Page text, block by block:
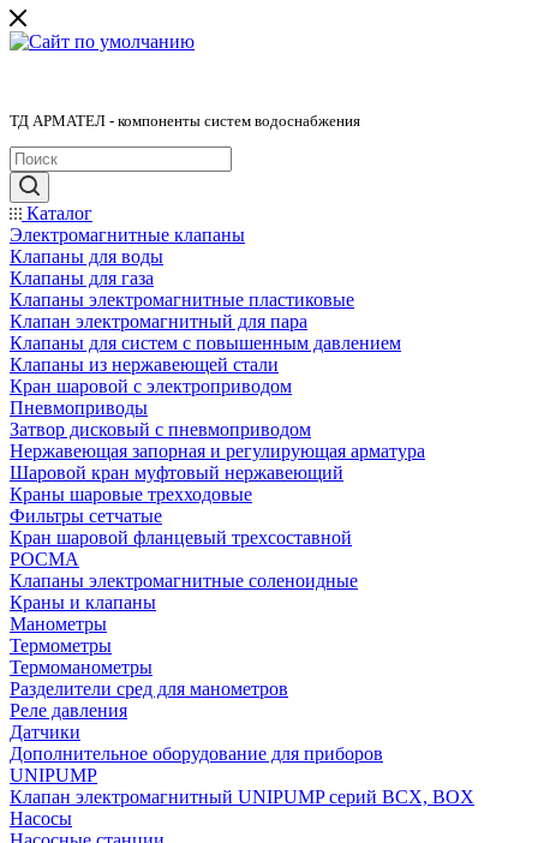
ТД АРМАТЕЛ - компоненты систем водоснабжения
Каталог
Электромагнитные клапаны
Клапаны для воды
Клапаны для газа
Клапаны электромагнитные пластиковые
Клапан электромагнитный для пара
Клапаны для систем с повышенным давлением
Клапаны из нержавеющей стали
Кран шаровой с электроприводом
Пневмоприводы
Затвор дисковый с пневмоприводом
Нержавеющая запорная и регулирующая арматура
Шаровой кран муфтовый нержавеющий
Краны шаровые трехходовые
Фильтры сетчатые
Кран шаровой фланцевый трехсоставной
РОСМА
Клапаны электромагнитные соленоидные
Краны и клапаны
Манометры
Термометры
Термоманометры
Разделители сред для манометров
Реле давления
Датчики
Дополнительное оборудование для приборов
UNIPUMP
Клапан электромагнитный UNIPUMP серий BCX, BOX
Насосы